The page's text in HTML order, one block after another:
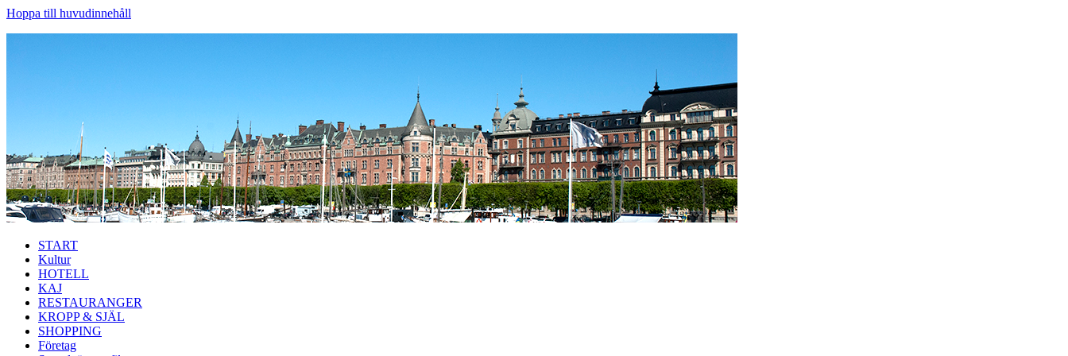
Hoppa till huvudinnehåll
START
Kultur
HOTELL
KAJ
RESTAURANGER
KROPP & SJÄL
SHOPPING
Företag